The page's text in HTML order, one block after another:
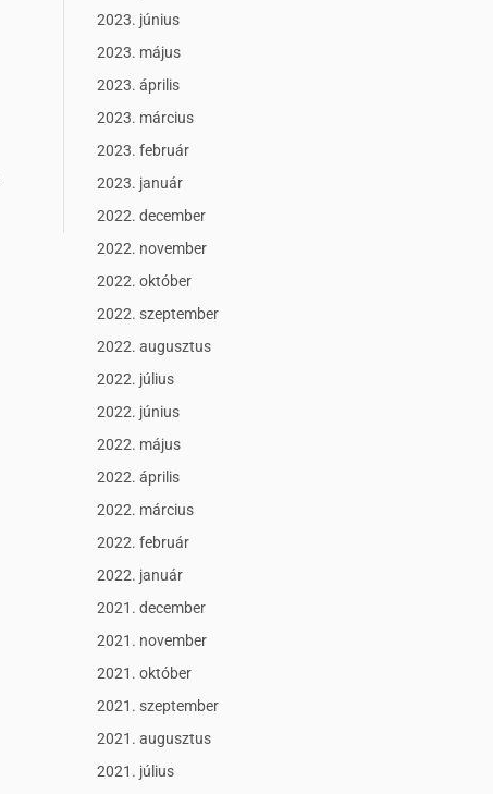
2023. június
2023. május
2023. április
2023. március
2023. február
2023. január
2022. december
2022. november
2022. október
2022. szeptember
2022. augusztus
2022. július
2022. június
2022. május
2022. április
2022. március
2022. február
2022. január
2021. december
2021. november
2021. október
2021. szeptember
2021. augusztus
2021. július